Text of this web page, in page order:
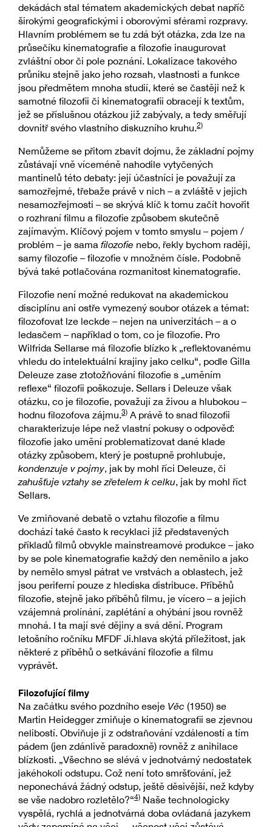
dekádách stal tématem akademických debat napříč
širokými geografickými i oborovými sférami rozpravy.
Hlavním problémem se tu zdá být otázka, zda lze na
průsečíku kinematografie a filozofie inaugurovat
zvláštní obor či pole poznání. Lokalizace takového
průniku stejně jako jeho rozsah, vlastnosti a funkce
jsou předmětem mnoha studií, které se častěji než k
samotné filozofii či kinematografii obracejí k textům,
jež se příslušnou otázkou již zabývaly, a tedy směřují
dovnitř svého vlastního diskuzního kruhu. 2)
Nemůžeme se přitom zbavit dojmu, že základní pojmy
zůstávají vně víceméně nahodile vytyčených
mantinelů této debaty: její účastníci je považují za
samozřejmé, třebaže právě v nich – a zvláště v jejich
nesamozřejmosti – se skrývá klíč k tomu začít hovořit
o rozhraní filmu a filozofie způsobem skutečně
zajímavým. Klíčový pojem v tomto smyslu – pojem /
problém – je sama filozofie nebo, řekly bychom raději,
samy filozofie – filozofie v množném čísle. Podobně
bývá také potlačována rozmanitost kinematografie.
Filozofie není možné redukovat na akademickou
disciplínu ani ostře vymezený soubor otázek a témat:
filozofovat lze leckde – nejen na univerzitách – a o
ledasčem – například o tom, co je filozofie. Pro
Wilfrida Sellarse má filozofie blízko k „reflektovanému
vhledu do intelektuální krajiny jako celku“, podle Gilla
Deleuze zase ztotožňování filozofie s „uměním
reflexe“ filozofii poškozuje. Sellars i Deleuze však
otázku, co je filozofie, považují za živou a hlubokou –
hodnu filozofova zájmu.3) A právě to snad filozofii
charakterizuje lépe než vlastní pokusy o odpověď:
filozofie jako umění problematizovat dané klade
otázky způsobem, který je postupně prohlubuje,
kondenzuje v pojmy, jak by mohl říci Deleuze, či
zahušťuje vztahy se zřetelem k celku, jak by mohl říct
Sellars.
Ve zmiňované debatě o vztahu filozofie a filmu
dochází také často k recyklaci již představených
příkladů filmů obvykle mainstreamové produkce – jako
by se pole kinematografie každý den neměnilo a jako
by nemělo smysl pátrat ve vrstvách a oblastech, jež
jsou periferní pouze z hlediska distribuce. Příběhů
filozofie, stejně jako příběhů filmu, je vícero – a jejich
vzájemná prolínání, zaplétání a ohýbání jsou rovněž
mnohá. I ta mají své dějiny a svá dění. Program
letošního ročníku MFDF Ji.hlava skýtá příležitost, jak
některé z příběhů o setkávání filozofie a filmu
vyprávět.
Filozofující filmy
Na začátku svého pozdního eseje Věc (1950) se
Martin Heidegger zmiňuje o kinematografii se zjevnou
nelibostí. Obviňuje ji z odstraňování vzdáleností a tím
pádem (jen zdánlivě paradoxně) rovněž z anihilace
blízkosti. „Všechno se slévá v jednotvárný nedostatek
jakéhokoli odstupu. Což není toto smršťování, jež
neponechává žádný odstup, ještě děsivější, než kdyby
se vše nadobro rozletělo?“4) Naše technologicky
vyspělá, rychlá a jednotvárná doba ovládaná jazykem